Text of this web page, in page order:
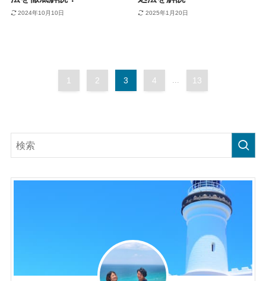
2024年10月10日 2025年1月20日
1 2 3 4 13